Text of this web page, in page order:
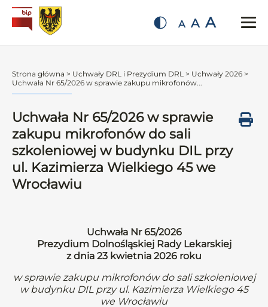
A A A
Strona główna > Uchwały DRL i Prezydium DRL > Uchwały 2026 >
Uchwała Nr 65/2026 w sprawie zakupu mikrofonów...
Uchwała Nr 65/2026 w sprawie
zakupu mikrofonów do sali
szkoleniowej w budynku DIL przy
ul. Kazimierza Wielkiego 45 we
Wrocławiu
Uchwała Nr 65/2026
Prezydium Dolnośląskiej Rady Lekarskiej
z dnia 23 kwietnia 2026 roku
w sprawie zakupu mikrofonów do sali szkoleniowej
w budynku DIL przy ul. Kazimierza Wielkiego 45
we Wrocławiu